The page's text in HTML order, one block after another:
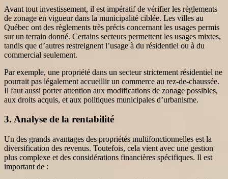
Avant tout investissement, il est impératif de vérifier les règlements
de zonage en vigueur dans la municipalité ciblée. Les villes au
Québec ont des règlements très précis concernant les usages permis
sur un terrain donné. Certains secteurs permettent les usages mixtes,
tandis que d’autres restreignent l’usage à du résidentiel ou à du
commercial seulement.
Par exemple, une propriété dans un secteur strictement résidentiel ne
pourrait pas légalement accueillir un commerce au rez-de-chaussée.
Il faut aussi porter attention aux modifications de zonage possibles,
aux droits acquis, et aux politiques municipales d’urbanisme.
3. Analyse de la rentabilité
Un des grands avantages des propriétés multifonctionnelles est la
diversification des revenus. Toutefois, cela vient avec une gestion
plus complexe et des considérations financières spécifiques. Il est
important de :